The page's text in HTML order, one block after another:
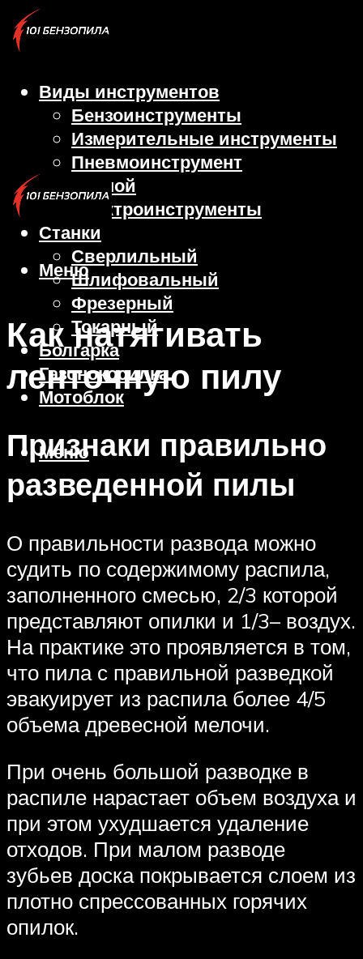
Виды инструментов
Бензоинструменты
Измерительные инструменты
Пневмоинструмент
Ручной
Электроинструменты
Станки
Сверлильный
Шлифовальный
Фрезерный
Токарный
Болгарка
Газонокосилка
Мотоблок
Меню
Меню
Как натягивать
ленточную пилу
Признаки правильно
разведенной пилы
О правильности развода можно
судить по содержимому распила,
заполненного смесью, 2/3 которой
представляют опилки и 1/3– воздух.
На практике это проявляется в том,
что пила с правильной разведкой
эвакуирует из распила более 4/5
объема древесной мелочи.
При очень большой разводке в
распиле нарастает объем воздуха и
при этом ухудшается удаление
отходов. При малом разводе
зубьев доска покрывается слоем из
плотно спрессованных горячих
опилок.